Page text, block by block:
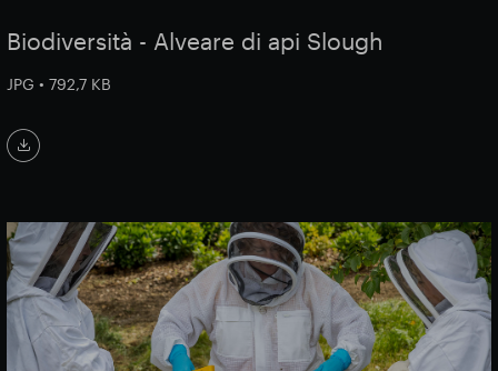
Biodiversità - Alveare di api Slough
JPG • 792,7 KB